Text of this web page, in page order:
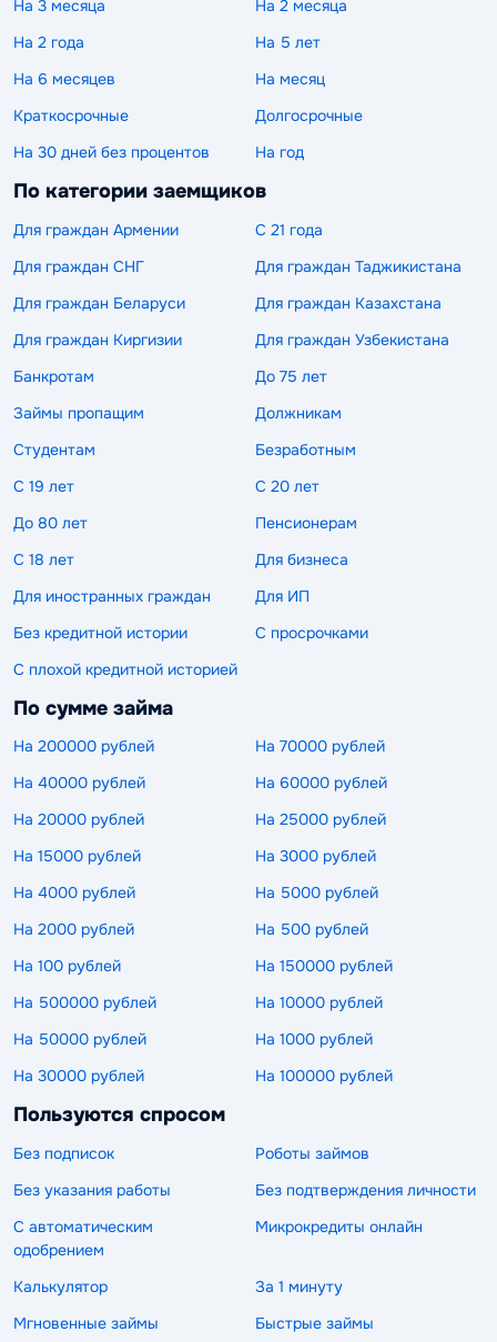
На 3 месяца
На 2 месяца
На 2 года
На 5 лет
На 6 месяцев
На месяц
Краткосрочные
Долгосрочные
На 30 дней без процентов
На год
По категории заемщиков
Для граждан Армении
С 21 года
Для граждан СНГ
Для граждан Таджикистана
Для граждан Беларуси
Для граждан Казахстана
Для граждан Киргизии
Для граждан Узбекистана
Банкротам
До 75 лет
Займы пропащим
Должникам
Студентам
Безработным
С 19 лет
С 20 лет
До 80 лет
Пенсионерам
С 18 лет
Для бизнеса
Для иностранных граждан
Для ИП
Без кредитной истории
С просрочками
С плохой кредитной историей
По сумме займа
На 200000 рублей
На 70000 рублей
На 40000 рублей
На 60000 рублей
На 20000 рублей
На 25000 рублей
На 15000 рублей
На 3000 рублей
На 4000 рублей
На 5000 рублей
На 2000 рублей
На 500 рублей
На 100 рублей
На 150000 рублей
На 500000 рублей
На 10000 рублей
На 50000 рублей
На 1000 рублей
На 30000 рублей
На 100000 рублей
Пользуются спросом
Без подписок
Роботы займов
Без указания работы
Без подтверждения личности
С автоматическим
одобрением
Микрокредиты онлайн
Калькулятор
За 1 минуту
Мгновенные займы
Быстрые займы